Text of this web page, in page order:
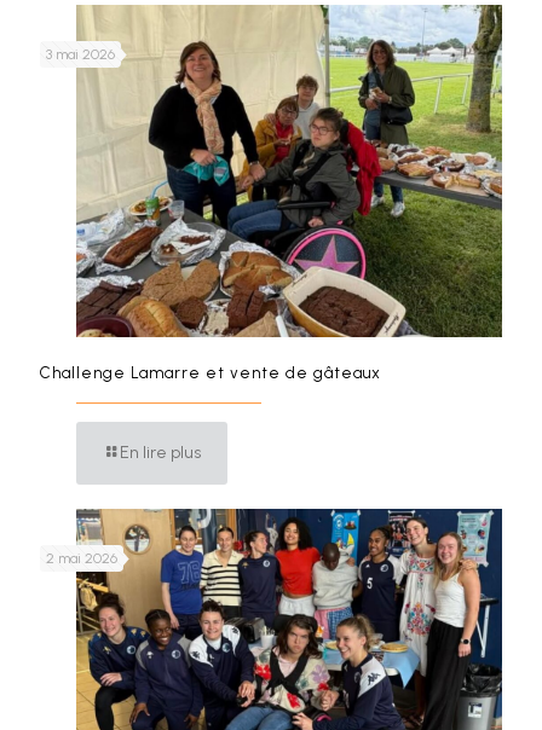
3 mai 2026
Challenge Lamarre et vente de gâteaux
En lire plus
2 mai 2026